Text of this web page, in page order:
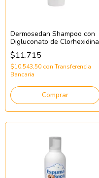
Dermosedan Shampoo con
Digluconato de Clorhexidina
$11.715
$10.543,50 con Transferencia
Bancaria
Comprar